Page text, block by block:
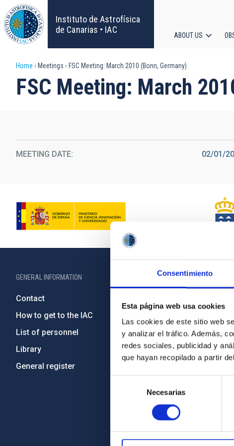
Consentimiento
Esta página web usa cookies
Las cookies de este sitio web
y analizar el tráfico. Además,
redes sociales, publicidad y
que hayan recopilado a partir
consentimiento
Necesarias
Skip
to
main
content
Instituto de Astrofísica
de Canarias • IAC
ABOUT US
Breadcrumb
Home Meetings FSC Meeting: March 2010 (Bonn, Germany)
FSC Meeting: March
MEETING DATE 02/01/
GENERAL INFORMATION
Contact
How to get to the IAC
List of personnel
Library
General register
ABOUT THE IAC
Code of
Gender
Severo